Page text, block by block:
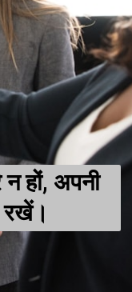
हों, अपनी
रखें।